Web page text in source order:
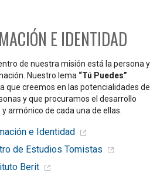
E IDENTIDAD
de nuestra misión está la persona y
Nuestro lema “Tú Puedes”
que creemos en las potencialidades de
y que procuramos el desarrollo
armónico de cada una de ellas.
e Identidad
de Estudios Tomistas
Berit